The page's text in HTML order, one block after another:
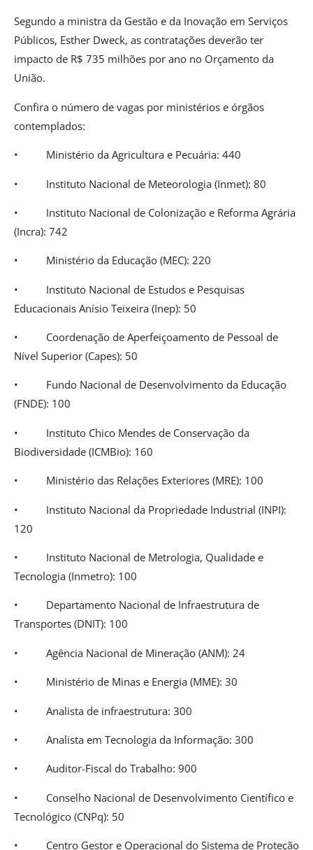
Segundo a ministra da Gestão e da Inovação em Serviços
Públicos, Esther Dweck, as contratações deverão ter
impacto de R$ 735 milhões por ano no Orçamento da
União.
Confira o número de vagas por ministérios e órgãos
contemplados:
• Ministério da Agricultura e Pecuária: 440
• Instituto Nacional de Meteorologia (Inmet): 80
• Instituto Nacional de Colonização e Reforma Agrária
(Incra): 742
• Ministério da Educação (MEC): 220
• Instituto Nacional de Estudos e Pesquisas
Educacionais Anísio Teixeira (Inep): 50
• Coordenação de Aperfeiçoamento de Pessoal de
Nível Superior (Capes): 50
• Fundo Nacional de Desenvolvimento da Educação
(FNDE): 100
• Instituto Chico Mendes de Conservação da
Biodiversidade (ICMBio): 160
• Ministério das Relações Exteriores (MRE): 100
• Instituto Nacional da Propriedade Industrial (INPI):
120
• Instituto Nacional de Metrologia, Qualidade e
Tecnologia (Inmetro): 100
• Departamento Nacional de Infraestrutura de
Transportes (DNIT): 100
• Agência Nacional de Mineração (ANM): 24
• Ministério de Minas e Energia (MME): 30
• Analista de infraestrutura: 300
• Analista em Tecnologia da Informação: 300
• Auditor-Fiscal do Trabalho: 900
• Conselho Nacional de Desenvolvimento Científico e
Tecnológico (CNPq): 50
• Centro Gestor e Operacional do Sistema de Proteção